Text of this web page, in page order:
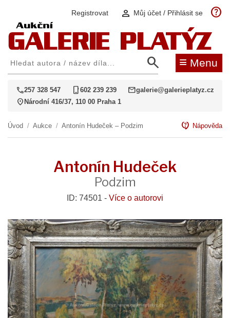
Registrovat person Můj účet / Přihlásit se help
search ≡ Menu
call257 328 547 phone_iphone602 239 239 mailgalerie@galerieplatyz.cz
location_on Národní 416/37, 110 00 Praha 1
Úvod / Aukce / Antonín Hudeček – Podzim contact_support Nápověda
Antonín Hudeček
Podzim
ID: 74501 - Více o autorovi